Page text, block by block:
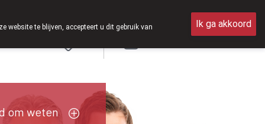
om weten
website te blijven, accepteert u dit gebruik van
Ik ga akkoord